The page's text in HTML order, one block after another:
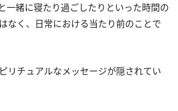
一緒に寝たり過ごしたりといった時間の
なく、日常における当たり前のことで
リチュアルなメッセージが隠されてい